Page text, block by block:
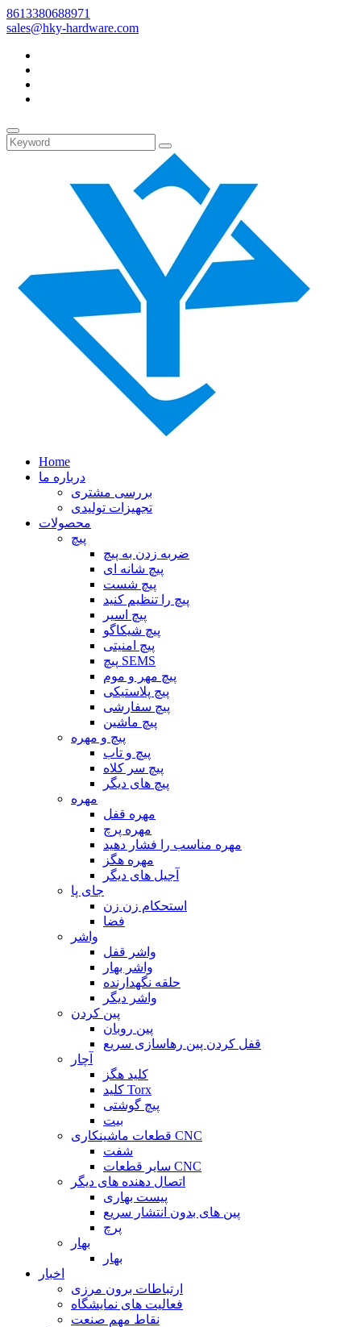
8613380688971
sales@hky-hardware.com
Home
درباره ما
بررسی مشتری
تجهیزات تولیدی
محصولات
پیچ
ضربه زدن به پیچ
پیچ شانه ای
پیچ شست
پیچ را تنظیم کنید
پیچ اسیر
پیچ شیکاگو
پیچ امنیتی
پیچ SEMS
پیچ مهر و موم
پیچ پلاستیکی
پیچ سفارشی
پیچ ماشین
پیچ و مهره
پیچ و تاب
پیچ سر کلاه
پیچ های دیگر
مهره
مهره قفل
مهره پرچ
مهره مناسب را فشار دهید
مهره هگز
آجیل های دیگر
جای پا
استحکام زن زن
فضا
واشر
واشر قفل
واشر بهار
حلقه نگهدارنده
واشر دیگر
پین کردن
پین روبان
قفل کردن پین رهاسازی سریع
آچار
کلید هگز
کلید Torx
پیچ گوشتی
بیت
قطعات ماشینکاری CNC
شفت
سایر قطعات CNC
اتصال دهنده های دیگر
پیست بهاری
پین های بدون انتشار سریع
پرچ
بهار
بهار
اخبار
ارتباطات برون مرزی
فعالیت های نمایشگاه
نقاط مهم صنعت